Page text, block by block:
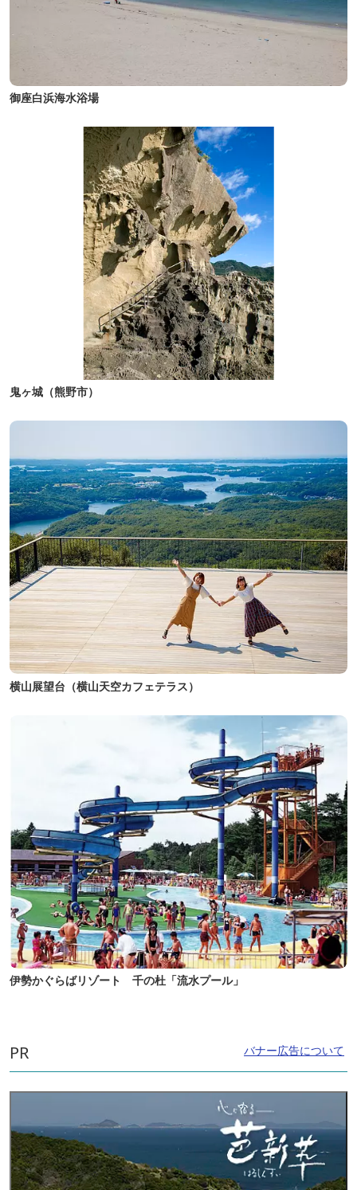
御座白浜海水浴場
鬼ヶ城（熊野市）
横山展望台（横山天空カフェテラス）
伊勢かぐらばリゾート 千の杜「流水プール」
PR バナー広告について